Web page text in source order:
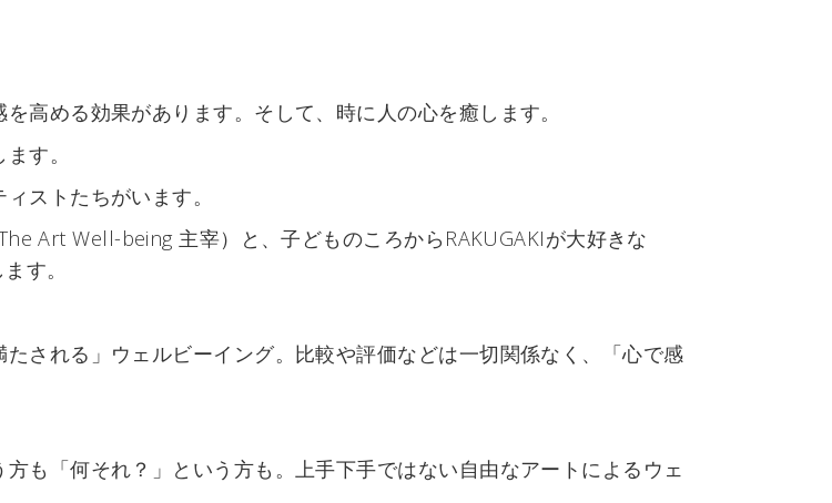
高める効果があります。そして、時に人の心を癒します。
す。
ストたちがいます。
Art Well-being 主宰）と、子どものころからRAKUGAKIが大好きな
す。
される」ウェルビーイング。比較や評価などは一切関係なく、「心で感
も「何それ？」という方も。上手下手ではない自由なアートによるウェ